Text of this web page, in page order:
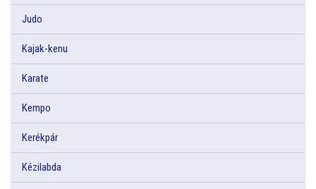
Judo
Kajak-kenu
Karate
Kempo
Kerékpár
Kézilabda